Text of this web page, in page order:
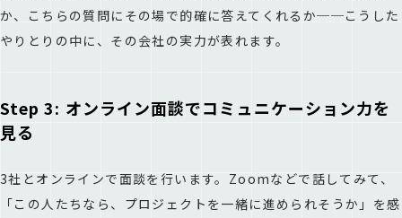
か、こちらの質問にその場で的確に答えてくれるか──こうした
やりとりの中に、その会社の実力が表れます。
Step 3: オンライン面談でコミュニケーション力を
見る
3社とオンラインで面談を行います。Zoomなどで話してみて、
「この人たちなら、プロジェクトを一緒に進められそうか」を感